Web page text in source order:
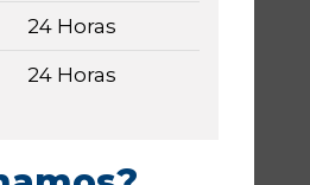
24 Horas
24 Horas